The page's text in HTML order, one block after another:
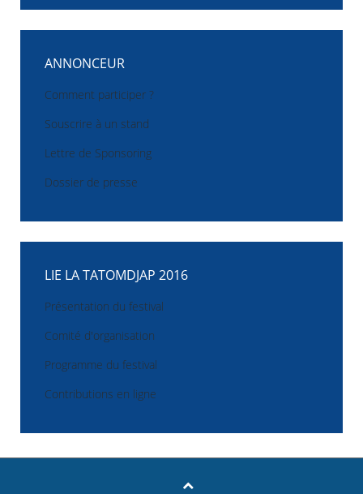
ANNONCEUR
Comment participer ?
Souscrire à un stand
Lettre de Sponsoring
Dossier de presse
LIE LA TATOMDJAP 2016
Présentation du festival
Comité d'organisation
Programme du festival
Contributions en ligne